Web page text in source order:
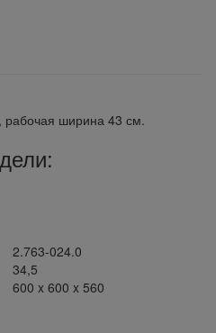
рабочая ширина 43 см.
2.763-024.0
34,5
600 x 600 x 560